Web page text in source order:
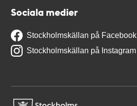
Sociala medier
Stockholmskällan på Facebook
Stockholmskällan på Instagram